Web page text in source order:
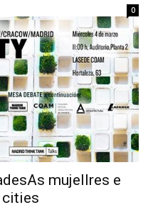
0
mujellres e
cities